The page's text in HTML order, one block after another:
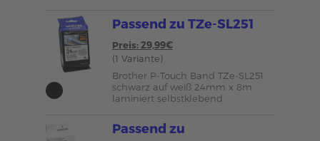
Passend zu TZe-SL251
Preis: 29,99€
(1 Variante)
Brother P-Touch Band TZe-SL251
schwarz auf weiß 24mm x 8m
laminiert selbstklebend
Passend zu